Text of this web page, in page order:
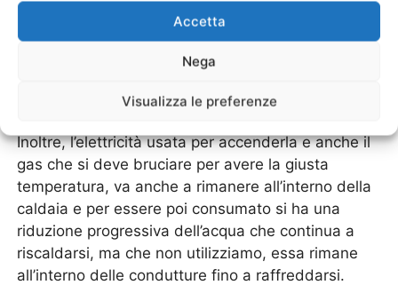
Accetta
Nega
Visualizza le preferenze
principali che ci sono proprio nelle caldaie a doppia
funzione, è quella di avere dei danni maggiori
proprio nei componenti che riguardano la parte
che fornisce acqua calda sanitaria.Alla fine si sarà
costretti a fare molte più manutenzioni che, all’atto
Inoltre, l’elettricità usata per accenderla e anche il
gas che si deve bruciare per avere la giusta
temperatura, va anche a rimanere all’interno della
caldaia e per essere poi consumato si ha una
riduzione progressiva dell’acqua che continua a
riscaldarsi, ma che non utilizziamo, essa rimane
all’interno delle condutture fino a raffreddarsi.